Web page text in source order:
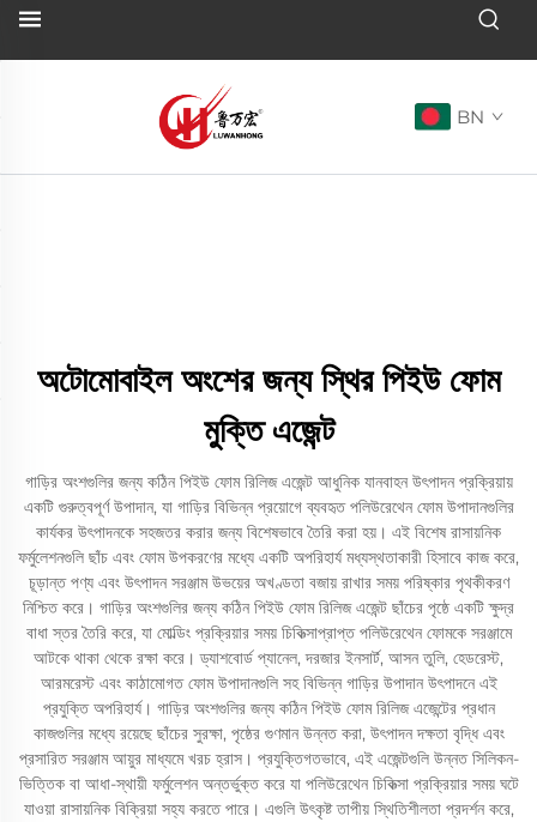
BN
অটোমোবাইল অংশের জন্য স্থির পিইউ ফোম
মুক্তি এজেন্ট
গাড়ির অংশগুলির জন্য কঠিন পিইউ ফোম রিলিজ এজেন্ট আধুনিক যানবাহন উৎপাদন প্রক্রিয়ায়
একটি গুরুত্বপূর্ণ উপাদান, যা গাড়ির বিভিন্ন প্রয়োগে ব্যবহৃত পলিউরেথেন ফোম উপাদানগুলির
কার্যকর উৎপাদনকে সহজতর করার জন্য বিশেষভাবে তৈরি করা হয়। এই বিশেষ রাসায়নিক
ফর্মুলেশনগুলি ছাঁচ এবং ফোম উপকরণের মধ্যে একটি অপরিহার্য মধ্যস্থতাকারী হিসাবে কাজ করে,
চূড়ান্ত পণ্য এবং উৎপাদন সরঞ্জাম উভয়ের অখণ্ডতা বজায় রাখার সময় পরিষ্কার পৃথকীকরণ
নিশ্চিত করে। গাড়ির অংশগুলির জন্য কঠিন পিইউ ফোম রিলিজ এজেন্ট ছাঁচের পৃষ্ঠে একটি ক্ষুদ্র
বাধা স্তর তৈরি করে, যা মোল্ডিং প্রক্রিয়ার সময় চিকিত্সাপ্রাপ্ত পলিউরেথেন ফোমকে সরঞ্জামে
আটকে থাকা থেকে রক্ষা করে। ড্যাশবোর্ড প্যানেল, দরজার ইনসার্ট, আসন তুলি, হেডরেস্ট,
আরমরেস্ট এবং কাঠামোগত ফোম উপাদানগুলি সহ বিভিন্ন গাড়ির উপাদান উৎপাদনে এই
প্রযুক্তি অপরিহার্য। গাড়ির অংশগুলির জন্য কঠিন পিইউ ফোম রিলিজ এজেন্টের প্রধান
কাজগুলির মধ্যে রয়েছে ছাঁচের সুরক্ষা, পৃষ্ঠের গুণমান উন্নত করা, উৎপাদন দক্ষতা বৃদ্ধি এবং
প্রসারিত সরঞ্জাম আয়ুর মাধ্যমে খরচ হ্রাস। প্রযুক্তিগতভাবে, এই এজেন্টগুলি উন্নত সিলিকন-
ভিত্তিক বা আধা-স্থায়ী ফর্মুলেশন অন্তর্ভুক্ত করে যা পলিউরেথেন চিকিত্সা প্রক্রিয়ার সময় ঘটে
যাওয়া রাসায়নিক বিক্রিয়া সহ্য করতে পারে। এগুলি উৎকৃষ্ট তাপীয় স্থিতিশীলতা প্রদর্শন করে,